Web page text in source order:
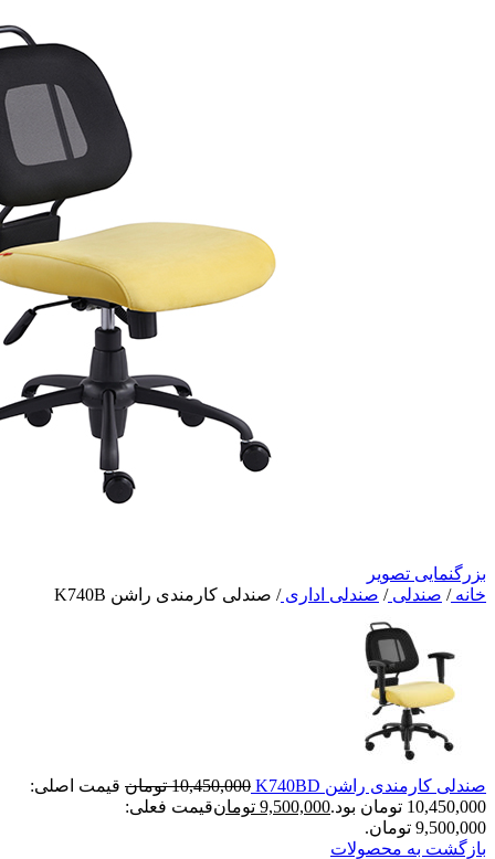
بزرگنمایی تصویر
خانه/ صندلی/ صندلی اداری/ صندلی کارمندی راشن K740B
صندلی کارمندی راشن K740BD 10,450,000 تومان قیمت اصلی:
10,450,000 تومان بود.
9,500,000 تومانقیمت فعلی:
9,500,000 تومان.
بازگشت به محصولات